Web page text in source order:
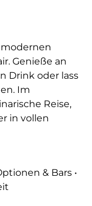
Genieße an
Drink oder lass
Im
Reise,
in vollen
& Bars •